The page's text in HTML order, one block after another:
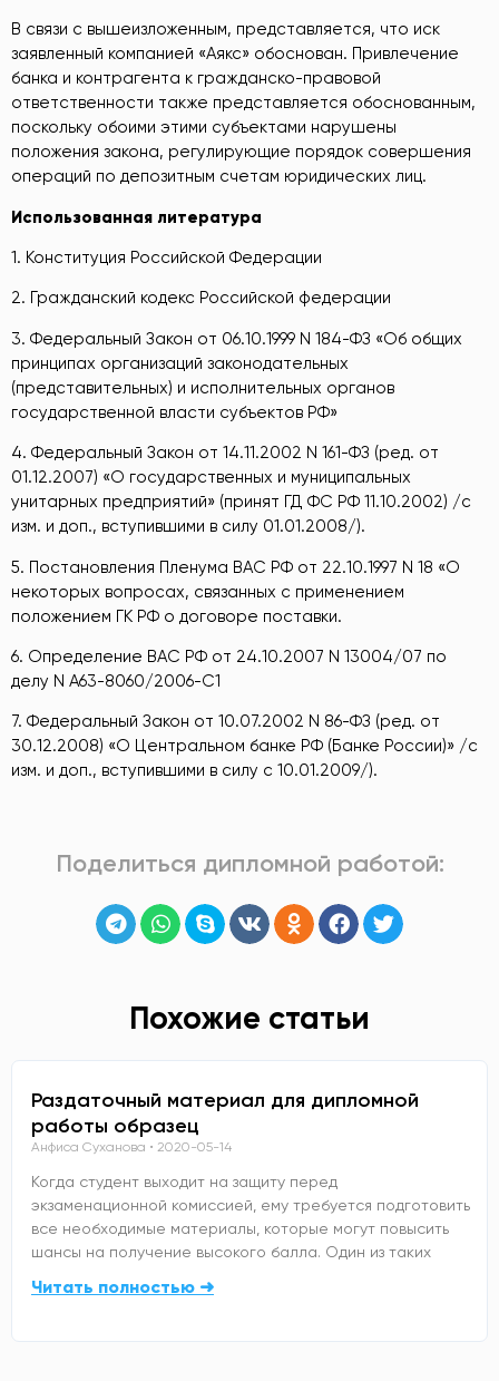
В связи с вышеизложенным, представляется, что иск
заявленный компанией «Аякс» обоснован. Привлечение
банка и контрагента к гражданско-правовой
ответственности также представляется обоснованным,
поскольку обоими этими субъектами нарушены
положения закона, регулирующие порядок совершения
операций по депозитным счетам юридических лиц.
Использованная литература
1. Конституция Российской Федерации
2. Гражданский кодекс Российской федерации
3. Федеральный Закон от 06.10.1999 N 184-ФЗ «Об общих
принципах организаций законодательных
(представительных) и исполнительных органов
государственной власти субъектов РФ»
4. Федеральный Закон от 14.11.2002 N 161-ФЗ (ред. от
01.12.2007) «О государственных и муниципальных
унитарных предприятий» (принят ГД ФС РФ 11.10.2002) /с
изм. и доп., вступившими в силу 01.01.2008/).
5. Постановления Пленума ВАС РФ от 22.10.1997 N 18 «О
некоторых вопросах, связанных с применением
положением ГК РФ о договоре поставки.
6. Определение ВАС РФ от 24.10.2007 N 13004/07 по
делу N А63-8060/2006-С1
7. Федеральный Закон от 10.07.2002 N 86-ФЗ (ред. от
30.12.2008) «О Центральном банке РФ (Банке России)» /с
изм. и доп., вступившими в силу с 10.01.2009/).
Поделиться дипломной работой:
Похожие статьи
Раздаточный материал для дипломной
работы образец
Анфиса Суханова 2020-05-14
Когда студент выходит на защиту перед
экзаменационной комиссией, ему требуется подготовить
все необходимые материалы, которые могут повысить
шансы на получение высокого балла. Один из таких
Читать полностью ➜